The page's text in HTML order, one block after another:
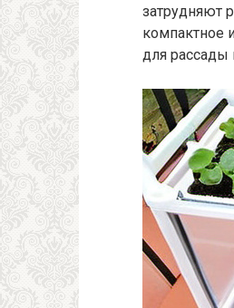
затрудняют
компактное
для рассады